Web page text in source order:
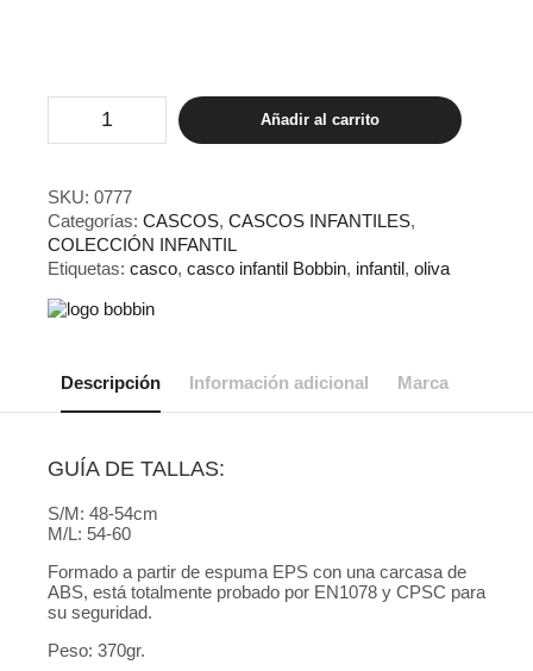
Oliva
Añadir al carrito
SKU: 0777
Categorías: CASCOS, CASCOS INFANTILES,
COLECCIÓN INFANTIL
Etiquetas: casco, casco infantil Bobbin, infantil, oliva
Descripción Información adicional Marca
GUÍA DE TALLAS:
S/M: 48-54cm
M/L: 54-60
Formado a partir de espuma EPS con una carcasa de
ABS, está totalmente probado por EN1078 y CPSC para
su seguridad.
Peso: 370gr.